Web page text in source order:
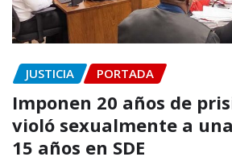
JUSTICIA PORTADA
Imponen 20 años de
violó sexualmente a
15 años en SDE